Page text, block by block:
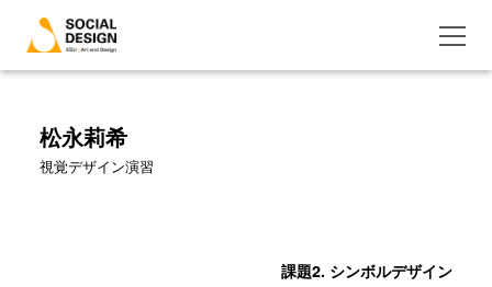
松永莉希
視覚デザイン演習
課題2. シンボルデザイン